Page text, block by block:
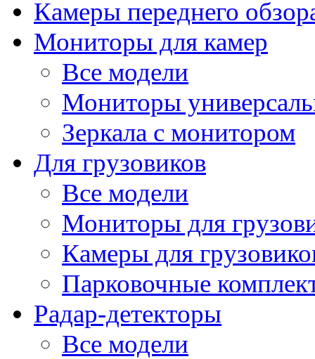
Камеры переднего
Мониторы для камер
Все модели
Мониторы
Зеркала с монитором
Для грузовиков
Все модели
Мониторы для
Камеры для
Парковочные
Радар-детекторы
Все модели